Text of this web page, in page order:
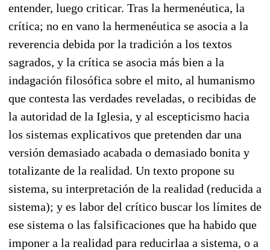
entender, luego criticar. Tras la hermenéutica, la
crítica; no en vano la hermenéutica se asocia a la
reverencia debida por la tradición a los textos
sagrados, y la crítica se asocia más bien a la
indagación filosófica sobre el mito, al humanismo
que contesta las verdades reveladas, o recibidas de
la autoridad de la Iglesia, y al escepticismo hacia
los sistemas explicativos que pretenden dar una
versión demasiado acabada o demasiado bonita y
totalizante de la realidad. Un texto propone su
sistema, su interpretación de la realidad (reducida a
sistema); y es labor del crítico buscar los límites de
ese sistema o las falsificaciones que ha habido que
imponer a la realidad para reducirlaa a sistema, o a